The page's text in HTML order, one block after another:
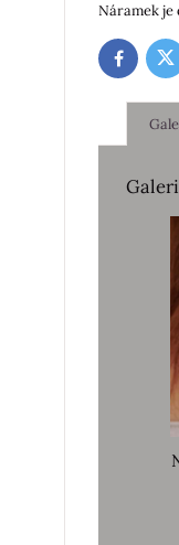
Náramek je
Facebook